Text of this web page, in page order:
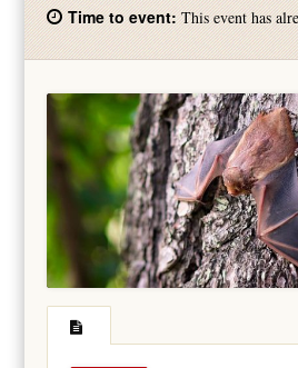
Time to event:This event has